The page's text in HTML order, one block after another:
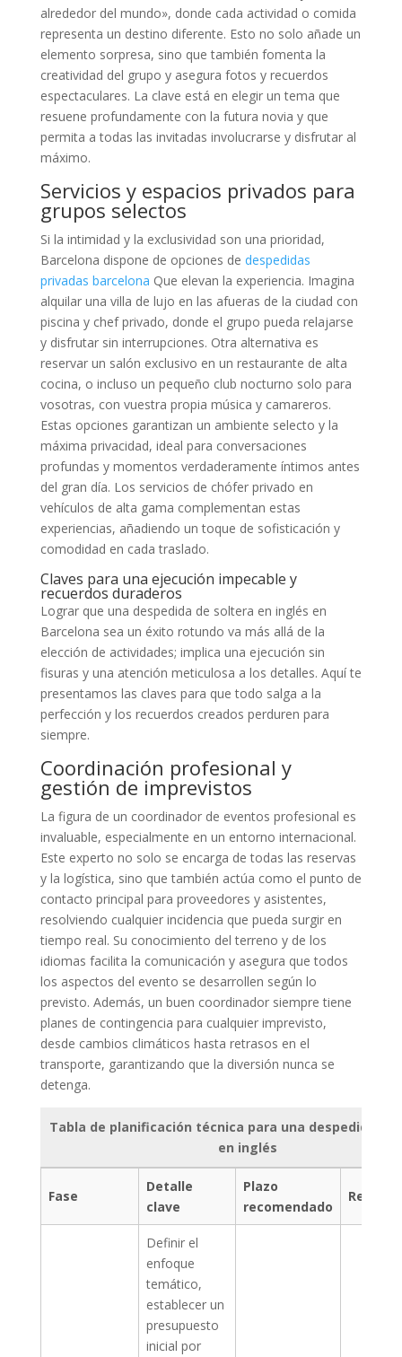
alrededor del mundo», donde cada actividad o comida
representa un destino diferente. Esto no solo añade un
elemento sorpresa, sino que también fomenta la
creatividad del grupo y asegura fotos y recuerdos
espectaculares. La clave está en elegir un tema que
resuene profundamente con la futura novia y que
permita a todas las invitadas involucrarse y disfrutar al
máximo.
Servicios y espacios privados para
grupos selectos
Si la intimidad y la exclusividad son una prioridad,
Barcelona dispone de opciones de despedidas
privadas barcelona Que elevan la experiencia. Imagina
alquilar una villa de lujo en las afueras de la ciudad con
piscina y chef privado, donde el grupo pueda relajarse
y disfrutar sin interrupciones. Otra alternativa es
reservar un salón exclusivo en un restaurante de alta
cocina, o incluso un pequeño club nocturno solo para
vosotras, con vuestra propia música y camareros.
Estas opciones garantizan un ambiente selecto y la
máxima privacidad, ideal para conversaciones
profundas y momentos verdaderamente íntimos antes
del gran día. Los servicios de chófer privado en
vehículos de alta gama complementan estas
experiencias, añadiendo un toque de sofisticación y
comodidad en cada traslado.
Claves para una ejecución impecable y
recuerdos duraderos
Lograr que una despedida de soltera en inglés en
Barcelona sea un éxito rotundo va más allá de la
elección de actividades; implica una ejecución sin
fisuras y una atención meticulosa a los detalles. Aquí te
presentamos las claves para que todo salga a la
perfección y los recuerdos creados perduren para
siempre.
Coordinación profesional y
gestión de imprevistos
La figura de un coordinador de eventos profesional es
invaluable, especialmente en un entorno internacional.
Este experto no solo se encarga de todas las reservas
y la logística, sino que también actúa como el punto de
contacto principal para proveedores y asistentes,
resolviendo cualquier incidencia que pueda surgir en
tiempo real. Su conocimiento del terreno y de los
idiomas facilita la comunicación y asegura que todos
los aspectos del evento se desarrollen según lo
previsto. Además, un buen coordinador siempre tiene
planes de contingencia para cualquier imprevisto,
desde cambios climáticos hasta retrasos en el
transporte, garantizando que la diversión nunca se
detenga.
Tabla de planificación técnica para una despedida de
en inglés
Fase
Detalle
clave
Plazo
recomendado
Definir el
enfoque
temático,
establecer un
presupuesto
inicial por